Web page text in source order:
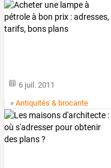
6 juil. 2011
»Antiquités & brocante